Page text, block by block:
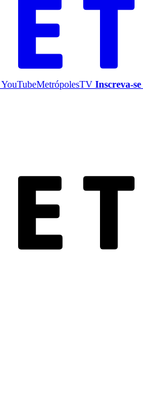
YouTubeMetrópolesTV Inscreva-se